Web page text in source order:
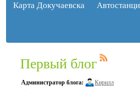
Карта Докучаевска
Первый блог
Администратор блога:
Кирилл